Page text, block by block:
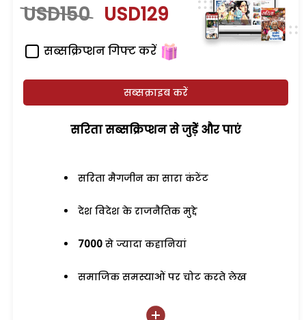
USD150 USD129
सब्सक्रिप्शन गिफ्ट करें
सब्सक्राइब करें
सरिता सब्सक्रिप्शन से जुड़ेें और पाएं
सरिता मैगजीन का सारा कंटेंट
देश विदेश के राजनैतिक मुद्दे
7000 से ज्यादा कहानियां
समाजिक समस्याओं पर चोट करते लेख